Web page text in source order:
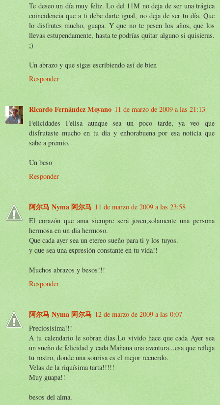
Te deseo un día muy feliz. Lo del 11M no deja de ser una trágica
coincidencia que a ti debe darte igual, no deja de ser tu día. Que
lo disfrutes mucho, guapa. Y que no te pesen los años, que los
llevas estupendamente, hasta te podrías quitar alguno si quisieras.
;)
Un abrazo y que sigas escribiendo así de bien
Responder
Ricardo Fernández Moyano 11 de marzo de 2009 a las 21:13
Felicidades Felisa aunque sea un poco tarde, ya veo que
disfrutaste mucho en tu día y enhorabuena por esa noticia que
sabe a premio.
Un beso
Responder
阿尔马 Nyma 阿尔马 11 de marzo de 2009 a las 23:58
El corazón que ama siempre será joven,solamente una persona
hermosa en un dia hermoso.
Que cada ayer sea un etereo sueño para ti y los tuyos.
y que sea una expresión constante en tu vida!!
Muchos abrazos y besos!!!
Responder
阿尔马 Nyma 阿尔马 12 de marzo de 2009 a las 0:07
Preciosisima!!!
A tu calendario le sobran dias.Lo vivido hace que cada Ayer sea
un sueño de felicidad y cada Mañana una aventura...esa que refleja
tu rostro, donde una sonrisa es el mejor recuerdo.
Velas de la riquísima tarta!!!!!
Muy guapa!!
besos del alma.